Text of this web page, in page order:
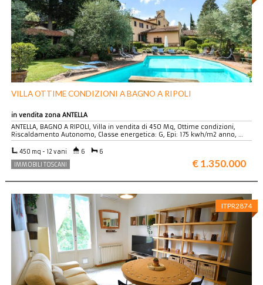
VILLA OTTIME CONDIZIONI A BAGNO A RIPOLI
in vendita zona ANTELLA
ANTELLA, BAGNO A RIPOLI, Villa in vendita di 450 Mq, Ottime condizioni,
Riscaldamento Autonomo, Classe energetica: G, Epi: 175 kwh/m2 anno, …
450 mq - 12 vani 6
6
IMMOBILI TOSCANI
€ 1.350.000
ITPR2874